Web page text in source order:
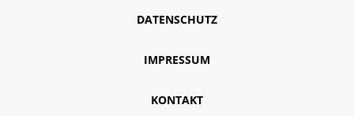
DATENSCHUTZ
IMPRESSUM
KONTAKT